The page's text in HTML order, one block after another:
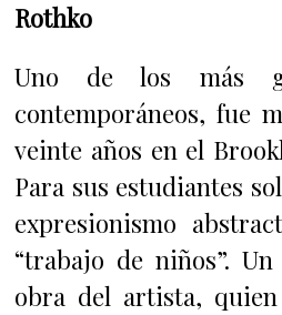
Rothko
Uno de los más
contemporáneos, fue
veinte años en el
Para sus estudiantes
expresionismo
“trabajo de niños”.
obra del artista,